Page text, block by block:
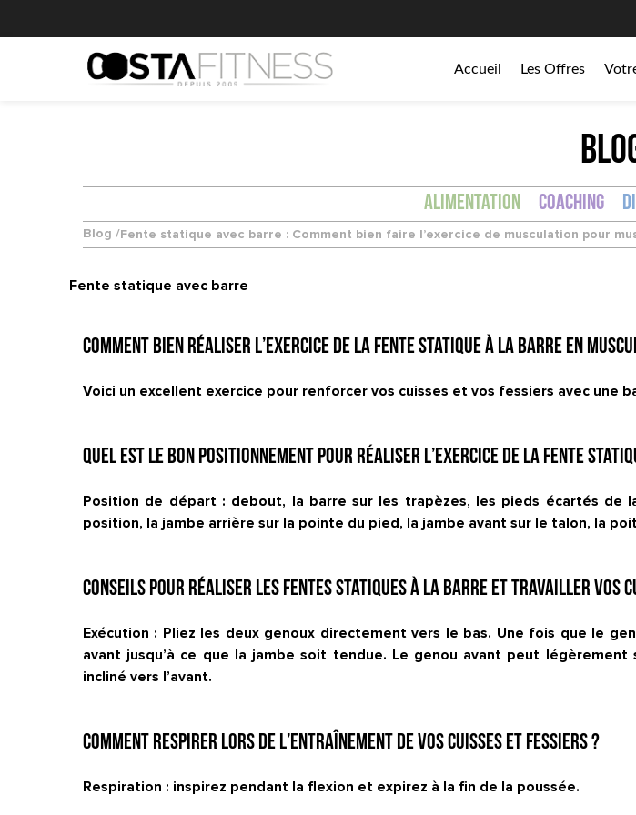
Accueil Les Offres
Alimentation Coaching
Blog /Fente statique avec barre : Comment bien faire l’exercice de musculation pour
Fente statique avec barre
Comment bien réaliser l’exercice de la fente statique à la barre en
Voici un excellent exercice pour renforcer vos cuisses et vos fessiers avec une
Quel est le bon positionnement pour réaliser l’exercice de la fente
Position de départ : debout, la barre sur les trapèzes, les pieds écartés de
position, la jambe arrière sur la pointe du pied, la jambe avant sur le talon, la
Conseils pour réaliser les fentes statiques à la barre et travailler vos
Exécution : Pliez les deux genoux directement vers le bas. Une fois que le
avant jusqu’à ce que la jambe soit tendue. Le genou avant peut
incliné vers l’avant.
Comment respirer lors de l’entraînement de vos cuisses et fessiers ?
Respiration : inspirez pendant la flexion et expirez à la fin de la poussée.